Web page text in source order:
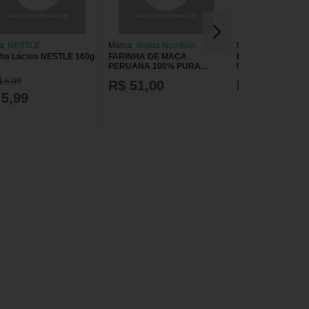
NESTLE
Láctea NESTLÉ 160g
6,99
Marca: Maltta Nutrition
FARINHA DE MACA
PERUANA 100% PURA
MALTTA NUTRITION
R$ 51,00
Marca:
90g Health Labs
R$ 56,09